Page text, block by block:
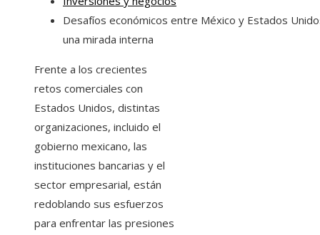
Desafíos económicos entre México y Estados
una mirada interna
Frente a los crecientes
retos comerciales con
Estados Unidos, distintas
organizaciones, incluido el
gobierno mexicano, las
instituciones bancarias y el
sector empresarial, están
redoblando sus esfuerzos
para enfrentar las presiones